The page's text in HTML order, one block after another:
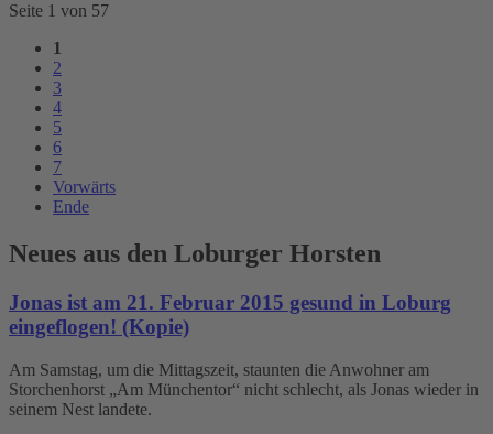
Seite 1 von 57
1
2
3
4
5
6
7
Vorwärts
Ende
Neues aus den Loburger Horsten
Jonas ist am 21. Februar 2015 gesund in Loburg
eingeflogen! (Kopie)
Am Samstag, um die Mittagszeit, staunten die Anwohner am
Storchenhorst „Am Münchentor“ nicht schlecht, als Jonas wieder in
seinem Nest landete.